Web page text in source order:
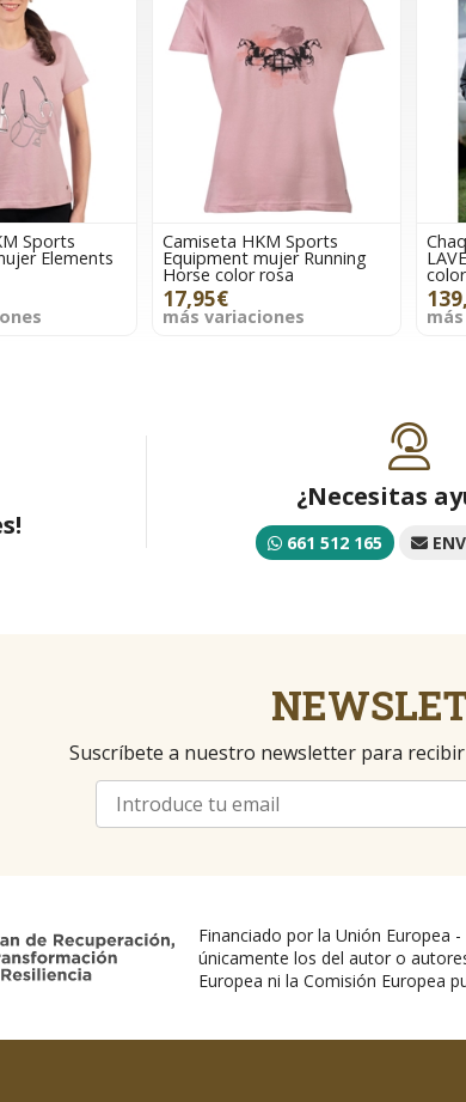
Sports
Elements
Camiseta HKM Sports
Equipment mujer Running
Horse color rosa
17,95€
más variaciones
¿Necesitas
661 512 165
Suscríbete a nuestro newsletter para
Financiado por la Unión Europea
únicamente los del autor o
Europea ni la Comisión Europea